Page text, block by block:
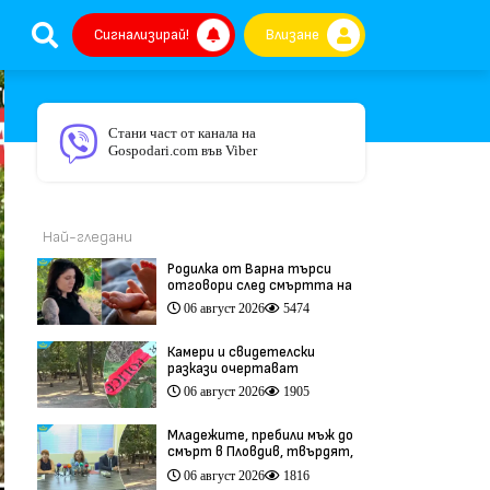
Сигнализирай! Влизане
Стани част от канала на
Gospodari.com във Viber
Най-гледани
Родилка от Варна търси
отговори след смъртта на
бебето ѝ дни преди секцио
(видео)
06 август 2026 5474
Камери и свидетелски
разкази очертават
хронологията на фаталния
побой край Младежкия хълм
06 август 2026 1905
Младежите, пребили мъж до
смърт в Пловдив, твърдят,
че са „ловци на педофили”
(видео)
06 август 2026 1816